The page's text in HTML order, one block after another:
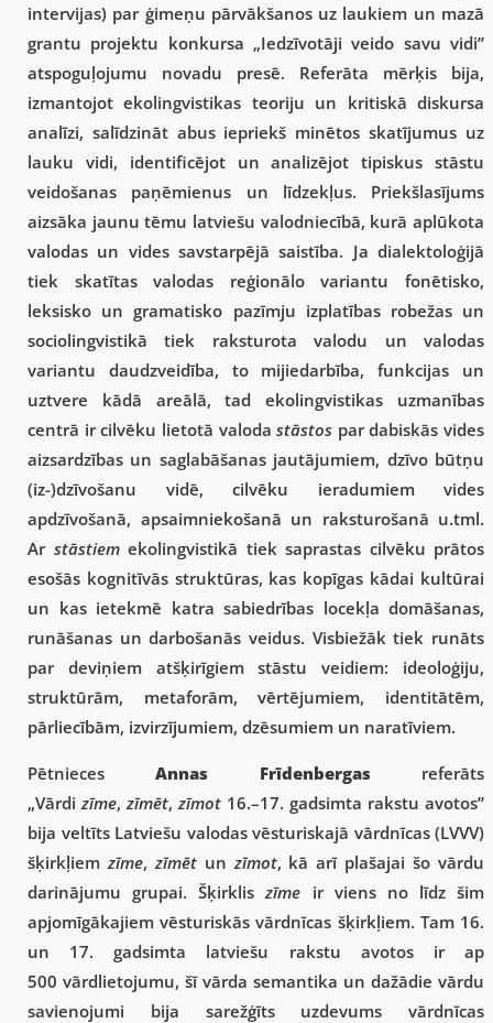
intervijas) par ģimeņu pārvākšanos uz laukiem un mazā
grantu projektu konkursa „Iedzīvotāji veido savu vidi”
atspoguļojumu novadu presē. Referāta mērķis bija,
izmantojot ekolingvistikas teoriju un kritiskā diskursa
analīzi, salīdzināt abus iepriekš minētos skatījumus uz
lauku vidi, identificējot un analizējot tipiskus stāstu
veidošanas paņēmienus un līdzekļus. Priekšlasījums
aizsāka jaunu tēmu latviešu valodniecībā, kurā aplūkota
valodas un vides savstarpējā saistība. Ja dialektoloģijā
tiek skatītas valodas reģionālo variantu fonētisko,
leksisko un gramatisko pazīmju izplatības robežas un
sociolingvistikā tiek raksturota valodu un valodas
variantu daudzveidība, to mijiedarbība, funkcijas un
uztvere kādā areālā, tad ekolingvistikas uzmanības
centrā ir cilvēku lietotā valodastāstos par dabiskās vides
aizsardzības un saglabāšanas jautājumiem, dzīvo būtņu
(iz-)dzīvošanu vidē, cilvēku ieradumiem vides
apdzīvošanā, apsaimniekošanā un raksturošanā u.tml.
Arstāstiemekolingvistikā tiek saprastas cilvēku prātos
esošās kognitīvās struktūras, kas kopīgas kādai kultūrai
un kas ietekmē katra sabiedrības locekļa domāšanas,
runāšanas un darbošanās veidus. Visbiežāk tiek runāts
par deviņiem atšķirīgiem stāstu veidiem: ideoloģiju,
struktūrām, metaforām, vērtējumiem, identitātēm,
pārliecībām, izvirzījumiem, dzēsumiem un naratīviem.
PētniecesAnnas Frīdenbergas referāts
„Vārdi zīme, zīmēt, zīmot 16.–17. gadsimta rakstu avotos”
bija veltīts Latviešu valodas vēsturiskajā vārdnīcas (LVVV)
šķirkļiem zīme, zīmēt un zīmot, kā arī plašajai šo vārdu
darinājumu grupai. Šķirkliszīme ir viens no līdz šim
apjomīgākajiem vēsturiskās vārdnīcas šķirkļiem. Tam 16.
un 17. gadsimta latviešu rakstu avotos ir ap
500 vārdlietojumu, šī vārda semantika un dažādie vārdu
savienojumi bija sarežģīts uzdevums vārdnīcas